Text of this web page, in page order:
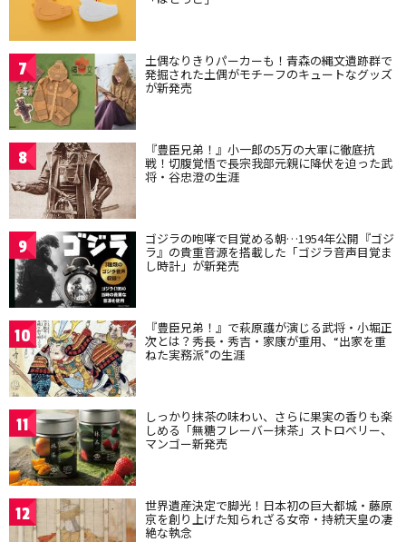
7 土偶なりきりパーカーも！青森の縄文遺跡群で
発掘された土偶がモチーフのキュートなグッズ
が新発売
8 『豊臣兄弟！』小一郎の5万の大軍に徹底抗
戦！切腹覚悟で長宗我部元親に降伏を迫った武
将・谷忠澄の生涯
9 ゴジラの咆哮で目覚める朝…1954年公開『ゴジ
ラ』の貴重音源を搭載した「ゴジラ音声目覚ま
し時計」が新発売
10 『豊臣兄弟！』で萩原護が演じる武将・小堀正
次とは？秀長・秀吉・家康が重用、“出家を重
ねた実務派”の生涯
11 しっかり抹茶の味わい、さらに果実の香りも楽
しめる「無糖フレーバー抹茶」ストロベリー、
マンゴー新発売
12 世界遺産決定で脚光！日本初の巨大都城・藤原
京を創り上げた知られざる女帝・持統天皇の凄
絶な執念